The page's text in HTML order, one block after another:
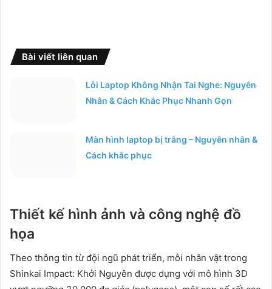
Bài viết liên quan
Lỗi Laptop Không Nhận Tai Nghe: Nguyên
Nhân & Cách Khắc Phục Nhanh Gọn
Màn hình laptop bị trắng – Nguyên nhân &
Cách khắc phục
Thiết kế hình ảnh và công nghệ đồ
họa
Theo thông tin từ đội ngũ phát triển, mỗi nhân vật trong
Shinkai Impact: Khởi Nguyên được dựng với mô hình 3D